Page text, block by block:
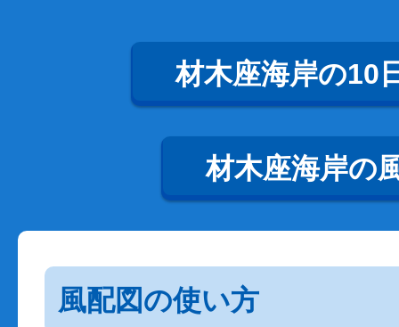
材木座海岸の10
材木座海岸の
風配図の使い方